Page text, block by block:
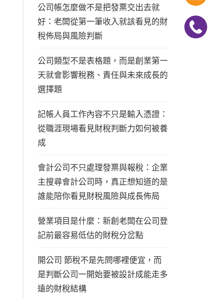
公司帳怎麼做不是把發票交出去就
好：老闆從第一筆收入就該看見的財
稅佈局與風險判斷
公司類型不是表格題，而是創業第一
天就會影響稅務、責任與未來成長的
選擇題
記帳人員工作內容不只是輸入憑證：
從職涯現場看見財稅判斷力如何被養
成
會計公司不只處理發票與報稅：企業
主搜尋會計公司時，真正想知道的是
誰能陪你看見財稅風險與成長佈局
營業項目是什麼：新創老闆在公司登
記前最容易低估的財稅分岔點
開公司 節稅不是先問哪裡便宜，而
是判斷公司一開始要被設計成能走多
遠的財稅結構